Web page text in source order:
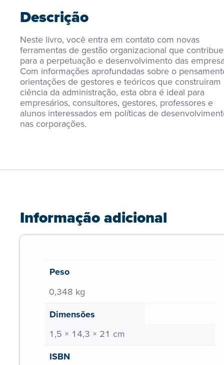
Descrição
Neste livro, você entra em contato com novas
ferramentas de gestão organizacional que
para a perpetuação e desenvolvimento das
Com informações aprofundadas sobre o
orientações de gestores e teóricos que construiram
ciência da administração, esta obra é ideal para
empresários, consultores, gestores, professores e
alunos interessados em políticas de
nas corporações.
Informação adicional
Peso
0,348 kg
Dimensões
1,5 × 14,3 × 21 cm
ISBN